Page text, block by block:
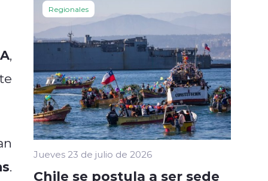
,
.
Regionales
Jueves 23 de julio de 2026
Chile se postula a ser sede